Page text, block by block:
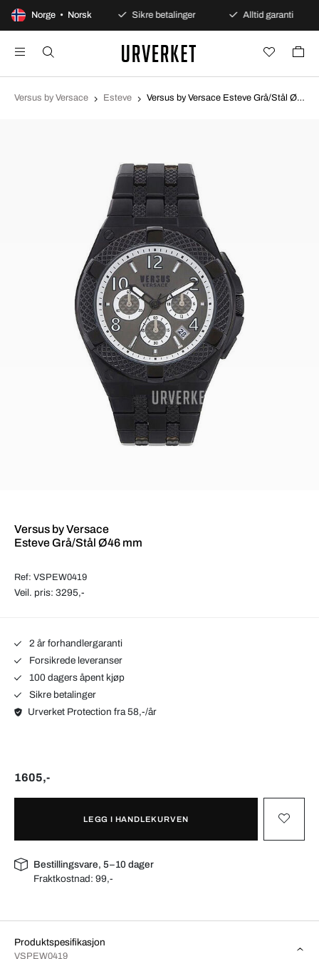
Norge • Norsk
dagers åpent kjøp Sikre betalinger Alltid garanti
Versus by Versace Esteve Versus by Versace Esteve Grå/Stål Ø46 mm VSPEW0419
Versus by Versace
Esteve Grå/Stål Ø46 mm
Ref: VSPEW0419
Veil. pris: 3295,-
2 år forhandlergaranti
Forsikrede leveranser
100 dagers åpent kjøp
Sikre betalinger
Urverket Protection fra 58,-/år
1605,-
LEGG I HANDLEKURVEN
Bestillingsvare, 5–10 dager
Fraktkostnad:99,-
Produktspesifikasjon
VSPEW0419